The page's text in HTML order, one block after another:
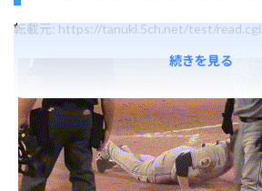
転載元: https://tanuki.5ch.net/test/
続きを見る